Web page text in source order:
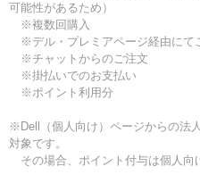
可能性があるため）
※複数回購入
※デル・プレミアページ経由にて
※チャットからのご注文
※掛払いでのお支払い
※ポイント利用分
※Dell（個人向け）ページからの法
対象です。
その場合、ポイント付与は個人向